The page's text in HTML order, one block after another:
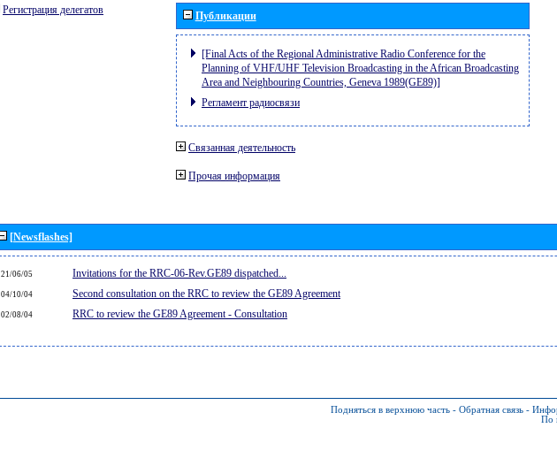
Регистрация делегатов Публикации
[Final Acts of the Regional Administrative Radio Conference for the
Planning of VHF/UHF Television Broadcasting in the African Broadcasting
Area and Neighbouring Countries, Geneva 1989(GE89)]
Регламент радиосвязи
Связанная деятельность
Прочая информация
[Newsflashes]
21/06/05 Invitations for the RRC-06-Rev.GE89 dispatched...
04/10/04 Second consultation on the RRC to review the GE89 Agreement
02/08/04 RRC to review the GE89 Agreement - Consultation
Подняться в верхнюю часть - Обратная связь -
По